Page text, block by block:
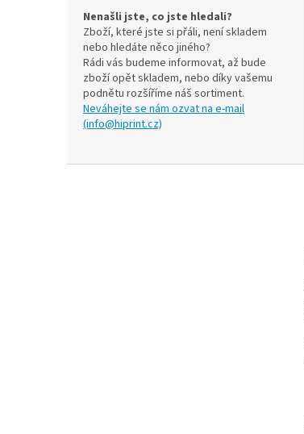
Nenašli jste, co jste hledali?
Zboží, které jste si přáli, není skladem
nebo hledáte něco jiného?
Rádi vás budeme informovat, až bude
zboží opět skladem, nebo díky vašemu
podnětu rozšíříme náš sortiment.
Neváhejte se nám ozvat na e-mail
(info@hiprint.cz)